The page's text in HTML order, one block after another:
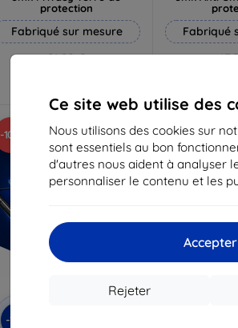
Ce site web utilise des
Nous utilisons des cookies sur
sont essentiels au bon
d'autres nous aident à analyser
personnaliser le contenu et les
Accepter
Rejeter
protection
Fabriqué sur mesure
21,90 €
En stock 3 pièces
Fabriqué
En stock
-10%
-10%
-10%